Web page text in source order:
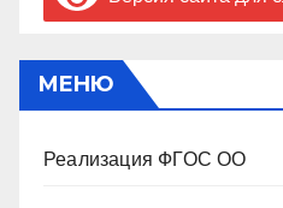
МЕНЮ
Реализация ФГОС ОО